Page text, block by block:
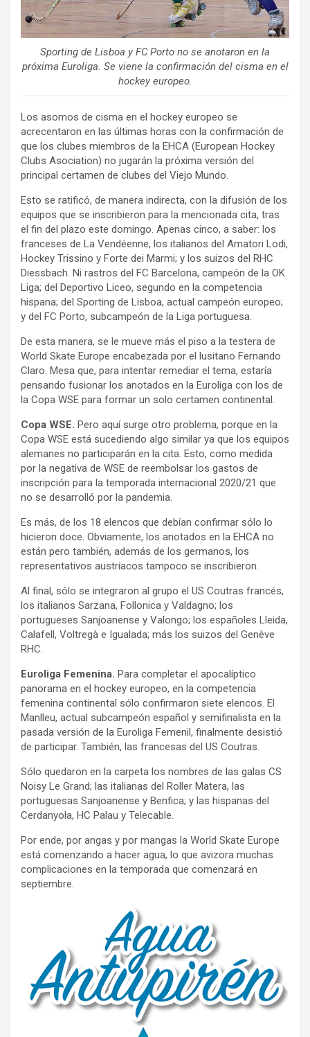
Sporting de Lisboa y FC Porto no se anotaron en la
próxima Euroliga. Se viene la confirmación del cisma en el
hockey europeo.
Los asomos de cisma en el hockey europeo se
acrecentaron en las últimas horas con la confirmación de
que los clubes miembros de la EHCA (European Hockey
Clubs Asociation) no jugarán la próxima versión del
principal certamen de clubes del Viejo Mundo.
Esto se ratificó, de manera indirecta, con la difusión de los
equipos que se inscribieron para la mencionada cita, tras
el fin del plazo este domingo. Apenas cinco, a saber: los
franceses de La Vendéenne, los italianos del Amatori Lodi,
Hockey Trissino y Forte dei Marmi; y los suizos del RHC
Diessbach. Ni rastros del FC Barcelona, campeón de la OK
Liga; del Deportivo Liceo, segundo en la competencia
hispana; del Sporting de Lisboa, actual campeón europeo;
y del FC Porto, subcampeón de la Liga portuguesa.
De esta manera, se le mueve más el piso a la testera de
World Skate Europe encabezada por el lusitano Fernando
Claro. Mesa que, para intentar remediar el tema, estaría
pensando fusionar los anotados en la Euroliga con los de
la Copa WSE para formar un solo certamen continental.
Copa WSE. Pero aquí surge otro problema, porque en la
Copa WSE está sucediendo algo similar ya que los equipos
alemanes no participarán en la cita. Esto, como medida
por la negativa de WSE de reembolsar los gastos de
inscripción para la temporada internacional 2020/21 que
no se desarrolló por la pandemia.
Es más, de los 18 elencos que debían confirmar sólo lo
hicieron doce. Obviamente, los anotados en la EHCA no
están pero también, además de los germanos, los
representativos austríacos tampoco se inscribieron.
Al final, sólo se integraron al grupo el US Coutras francés,
los italianos Sarzana, Follonica y Valdagno; los
portugueses Sanjoanense y Valongo; los españoles Lleida,
Calafell, Voltregà e Igualada; más los suizos del Genève
RHC.
Euroliga Femenina. Para completar el apocalíptico
panorama en el hockey europeo, en la competencia
femenina continental sólo confirmaron siete elencos. El
Manlleu, actual subcampeón español y semifinalista en la
pasada versión de la Euroliga Femenil, finalmente desistió
de participar. También, las francesas del US Coutras.
Sólo quedaron en la carpeta los nombres de las galas CS
Noisy Le Grand; las italianas del Roller Matera, las
portuguesas Sanjoanense y Benfica; y las hispanas del
Cerdanyola, HC Palau y Telecable.
Por ende, por angas y por mangas la World Skate Europe
está comenzando a hacer agua, lo que avizora muchas
complicaciones en la temporada que comenzará en
septiembre.